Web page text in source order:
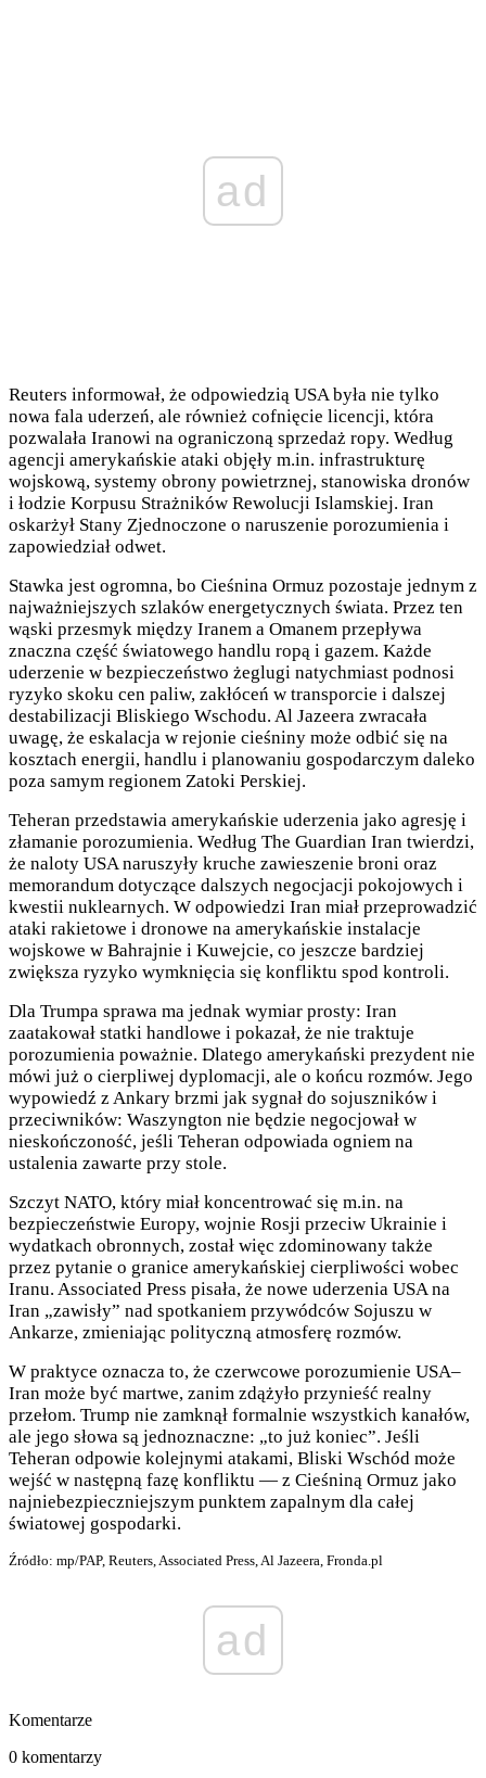
ad
Reuters informował, że odpowiedzią USA była nie tylko
nowa fala uderzeń, ale również cofnięcie licencji, która
pozwalała Iranowi na ograniczoną sprzedaż ropy. Według
agencji amerykańskie ataki objęły m.in. infrastrukturę
wojskową, systemy obrony powietrznej, stanowiska dronów
i łodzie Korpusu Strażników Rewolucji Islamskiej. Iran
oskarżył Stany Zjednoczone o naruszenie porozumienia i
zapowiedział odwet.
Stawka jest ogromna, bo Cieśnina Ormuz pozostaje jednym z
najważniejszych szlaków energetycznych świata. Przez ten
wąski przesmyk między Iranem a Omanem przepływa
znaczna część światowego handlu ropą i gazem. Każde
uderzenie w bezpieczeństwo żeglugi natychmiast podnosi
ryzyko skoku cen paliw, zakłóceń w transporcie i dalszej
destabilizacji Bliskiego Wschodu. Al Jazeera zwracała
uwagę, że eskalacja w rejonie cieśniny może odbić się na
kosztach energii, handlu i planowaniu gospodarczym daleko
poza samym regionem Zatoki Perskiej.
Teheran przedstawia amerykańskie uderzenia jako agresję i
złamanie porozumienia. Według The Guardian Iran twierdzi,
że naloty USA naruszyły kruche zawieszenie broni oraz
memorandum dotyczące dalszych negocjacji pokojowych i
kwestii nuklearnych. W odpowiedzi Iran miał przeprowadzić
ataki rakietowe i dronowe na amerykańskie instalacje
wojskowe w Bahrajnie i Kuwejcie, co jeszcze bardziej
zwiększa ryzyko wymknięcia się konfliktu spod kontroli.
Dla Trumpa sprawa ma jednak wymiar prosty: Iran
zaatakował statki handlowe i pokazał, że nie traktuje
porozumienia poważnie. Dlatego amerykański prezydent nie
mówi już o cierpliwej dyplomacji, ale o końcu rozmów. Jego
wypowiedź z Ankary brzmi jak sygnał do sojuszników i
przeciwników: Waszyngton nie będzie negocjował w
nieskończoność, jeśli Teheran odpowiada ogniem na
ustalenia zawarte przy stole.
Szczyt NATO, który miał koncentrować się m.in. na
bezpieczeństwie Europy, wojnie Rosji przeciw Ukrainie i
wydatkach obronnych, został więc zdominowany także
przez pytanie o granice amerykańskiej cierpliwości wobec
Iranu. Associated Press pisała, że nowe uderzenia USA na
Iran „zawisły” nad spotkaniem przywódców Sojuszu w
Ankarze, zmieniając polityczną atmosferę rozmów.
W praktyce oznacza to, że czerwcowe porozumienie USA–
Iran może być martwe, zanim zdążyło przynieść realny
przełom. Trump nie zamknął formalnie wszystkich kanałów,
ale jego słowa są jednoznaczne: „to już koniec”. Jeśli
Teheran odpowie kolejnymi atakami, Bliski Wschód może
wejść w następną fazę konfliktu — z Cieśniną Ormuz jako
najniebezpieczniejszym punktem zapalnym dla całej
światowej gospodarki.
Źródło: mp/PAP, Reuters, Associated Press, Al Jazeera, Fronda.pl
ad
Komentarze
0 komentarzy